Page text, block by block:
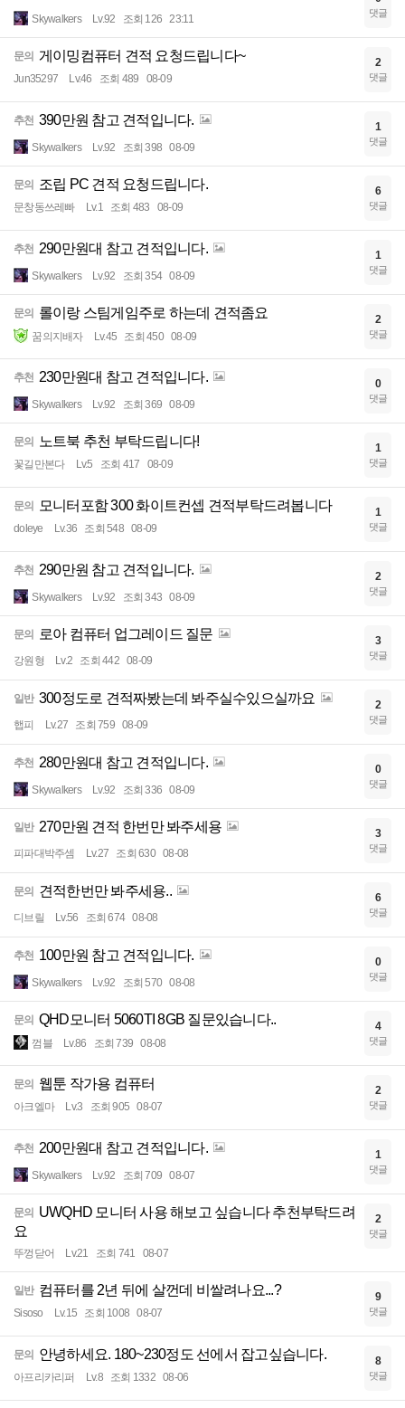
Skywalkers Lv.92 조회 126 23:11 댓글
문의 게이밍컴퓨터 견적 요청드립니다~
Jun35297 Lv.46 조회 489 08-09
2
댓글
추천 390만원 참고 견적입니다.
Skywalkers Lv.92 조회 398 08-09
1
댓글
문의 조립 PC 견적 요청드립니다.
문창동쓰레빠 Lv.1 조회 483 08-09
6
댓글
추천 290만원대 참고 견적입니다.
Skywalkers Lv.92 조회 354 08-09
1
댓글
문의 롤이랑 스팀게임주로 하는데 견적좀요
꿈의지배자 Lv.45 조회 450 08-09
2
댓글
추천 230만원대 참고 견적입니다.
Skywalkers Lv.92 조회 369 08-09
0
댓글
문의 노트북 추천 부탁드립니다!
꽃길만본다 Lv.5 조회 417 08-09
1
댓글
문의 모니터포함 300 화이트컨셉 견적부탁드려봅니다
doleye Lv.36 조회 548 08-09
1
댓글
추천 290만원 참고 견적입니다.
Skywalkers Lv.92 조회 343 08-09
2
댓글
문의 로아 컴퓨터 업그레이드 질문
강원형 Lv.2 조회 442 08-09
3
댓글
일반 300정도로 견적짜봤는데 봐주실수있으실까요
햅피 Lv.27 조회 759 08-09
2
댓글
추천 280만원대 참고 견적입니다.
Skywalkers Lv.92 조회 336 08-09
0
댓글
일반 270만원 견적 한번만 봐주세용
피파대박주셈 Lv.27 조회 630 08-08
3
댓글
문의 견적한번만 봐주세용..
디브릴 Lv.56 조회 674 08-08
6
댓글
추천 100만원 참고 견적입니다.
Skywalkers Lv.92 조회 570 08-08
0
댓글
문의 QHD모니터 5060TI 8GB 질문있습니다..
껌블 Lv.86 조회 739 08-08
4
댓글
문의 웹툰 작가용 컴퓨터
아크엘마 Lv.3 조회 905 08-07
2
댓글
추천 200만원대 참고 견적입니다.
Skywalkers Lv.92 조회 709 08-07
1
댓글
문의 UWQHD 모니터 사용 해보고 싶습니다 추천부탁드려
요
뚜껑닫어 Lv.21 조회 741 08-07
2
댓글
일반 컴퓨터를 2년 뒤에 살껀데 비쌀려나요...?
Sisoso Lv.15 조회 1008 08-07
9
댓글
문의 안녕하세요. 180~230정도 선에서 잡고싶습니다.
아프리카리퍼 Lv.8 조회 1332 08-06
8
댓글